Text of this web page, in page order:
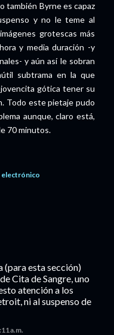
también Byrne es capaz
y no le teme al
grotescas más
y media duración -y
y aún así le sobran
subtrama en la que
gótica tener su
Todo este pietaje pudo
aunque, claro está,
70 minutos.
electrónico
(para esta sección)
Cita de Sangre, uno
atención a los
ni al suspenso de
a.m.